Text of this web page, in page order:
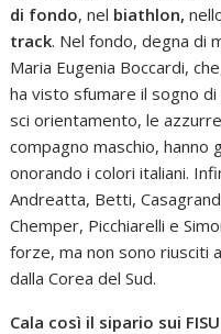
di fondo, nel biathlon,
track. Nel fondo, degna di
Maria Eugenia Boccardi,
ha visto sfumare il sogno
sci orientamento, le
compagno maschio,
onorando i colori italiani.
Andreatta, Betti,
Chemper, Picchiarelli e
forze, ma non sono riusciti
dalla Corea del Sud.
Cala così il sipario sui